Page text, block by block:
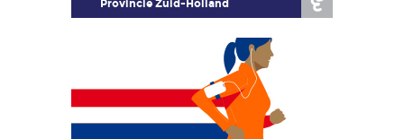
Provincie Zuid-Holland